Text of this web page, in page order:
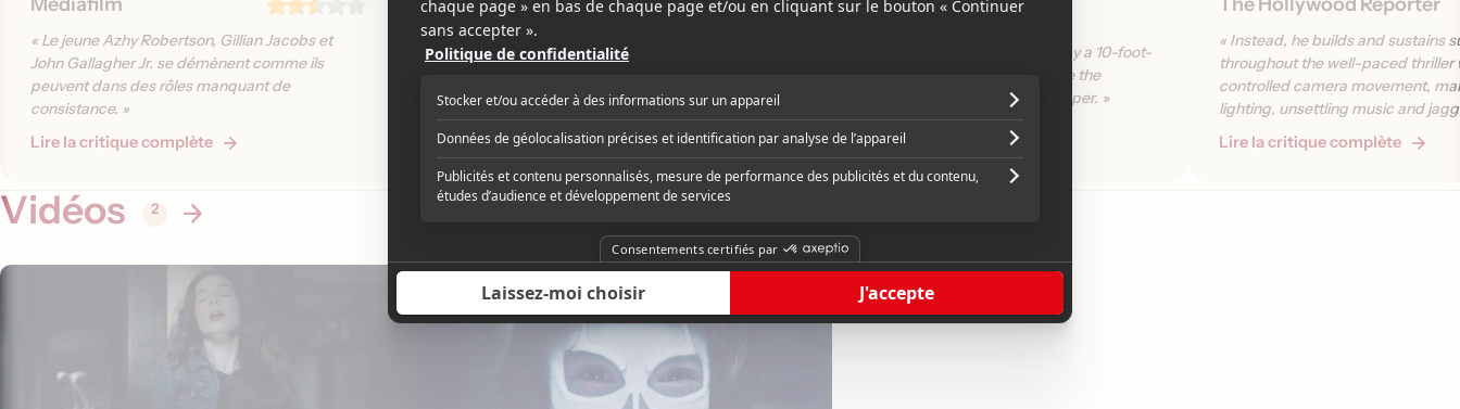
« Le jeune Azhy Robertson, Gillian Jacobs et
John Gallagher Jr. se démènent comme ils
peuvent dans des rôles manquant de
consistance. »
Lire la critique complète
« A top-flight cast struggles to bring heft to this
Lire la critique complète
« A young autistic boy is menaced by a 10-foot-
tall monster in this horror flick where the
supernatural frights are less than super. »
Lire la critique complète
« Instead, he builds and sustains
throughout the well-paced thriller
controlled camera movement,
lighting, unsettling music and
sound. »
Lire la critique complète
Vidéos 2